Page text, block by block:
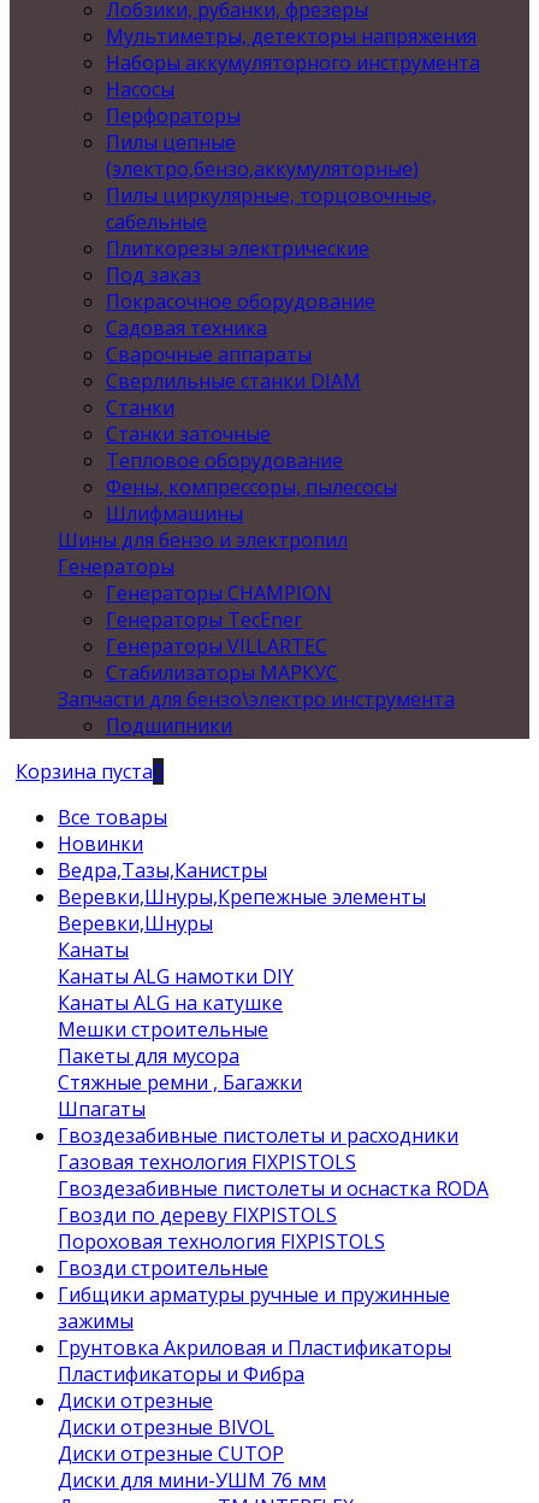
Лобзики, рубанки, фрезеры
Мультиметры, детекторы напряжения
Наборы аккумуляторного инструмента
Насосы
Перфораторы
Пилы цепные
(электро,бензо,аккумуляторные)
Пилы циркулярные, торцовочные,
сабельные
Плиткорезы электрические
Под заказ
Покрасочное оборудование
Садовая техника
Сварочные аппараты
Сверлильные станки DIAM
Станки
Станки заточные
Тепловое оборудование
Фены, компрессоры, пылесосы
Шлифмашины
Шины для бензо и электропил
Генераторы
Генераторы CHAMPION
Генераторы TecEner
Генераторы VILLARTEC
Стабилизаторы МАРКУС
Запчасти для бензо\электро инструмента
Подшипники
Корзина пуста0
Все товары
Новинки
Ведра,Тазы,Канистры
Веревки,Шнуры,Крепежные элементы
Веревки,Шнуры
Канаты
Канаты ALG намотки DIY
Канаты ALG на катушке
Мешки строительные
Пакеты для мусора
Стяжные ремни , Багажки
Шпагаты
Гвоздезабивные пистолеты и расходники
Газовая технология FIXPISTOLS
Гвоздезабивные пистолеты и оснастка RODA
Гвозди по дереву FIXPISTOLS
Пороховая технология FIXPISTOLS
Гвозди строительные
Гибщики арматуры ручные и пружинные
зажимы
Грунтовка Акриловая и Пластификаторы
Пластификаторы и Фибра
Диски отрезные
Диски отрезные BIVOL
Диски отрезные CUTOP
Диски для мини-УШМ 76 мм